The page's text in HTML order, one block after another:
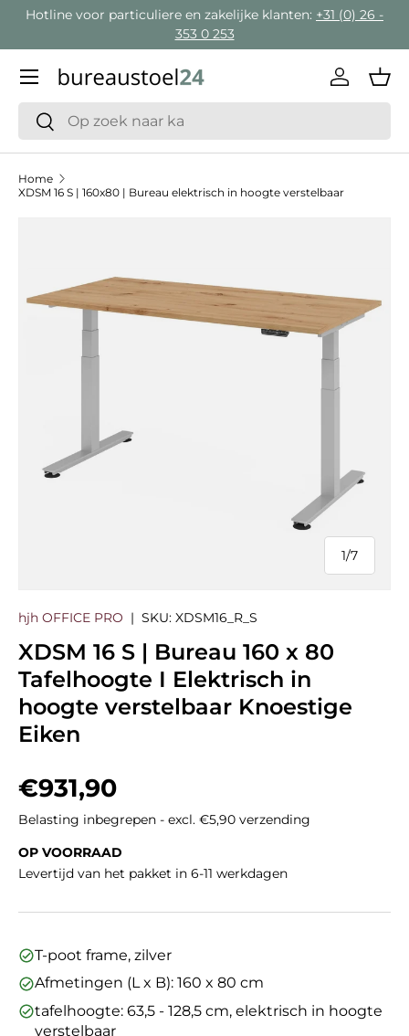
Hotline voor particuliere en zakelijke klanten: +31 (0) 26 -
353 0 253
Zoeken
Zoeken
Inloggen
Menu
Home
XDSM 16 S | 160x80 | Bureau elektrisch in hoogte verstelbaar
1/
van
7
hjh OFFICE PRO | SKU: XDSM16_R_S
XDSM 16 S | Bureau 160 x 80
Tafelhoogte I Elektrisch in
hoogte verstelbaar Knoestige
Eiken
Reguliere prijs
€931,90
Belasting inbegrepen - excl. €5,90 verzending
OP VOORRAAD
Levertijd van het pakket in 6-11 werkdagen
T-poot frame, zilver
Afmetingen (L x B): 160 x 80 cm
tafelhoogte: 63,5 - 128,5 cm, elektrisch in hoogte
verstelbaar